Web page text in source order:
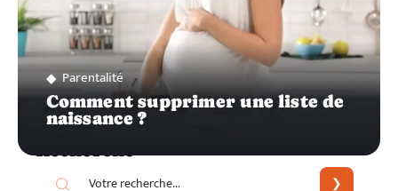
Parentalité
Comment supprimer une liste de
naissance ?
Recherche